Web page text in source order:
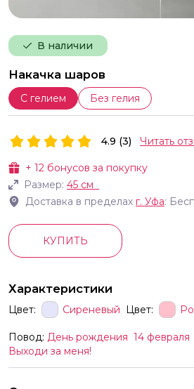
В наличии
Накачка шаров
С гелием Без гелия
+ 12 бонусов за покупку
Размер: 45 см
Доставка в пределах г. Уфа:
4.9 (3) Читать
КУПИТЬ
Характеристики
Цвет: Сиреневый Цвет:
Повод: День рождения 14 февраля
Выходи за меня!